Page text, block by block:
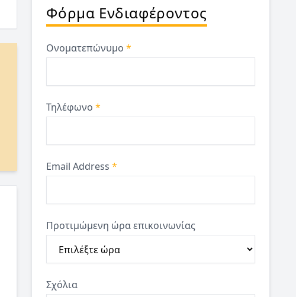
Φόρμα Ενδιαφέροντος
Ονοματεπώνυμο*
Τηλέφωνο*
Email Address*
Προτιμώμενη ώρα επικοινωνίας
Σχόλια